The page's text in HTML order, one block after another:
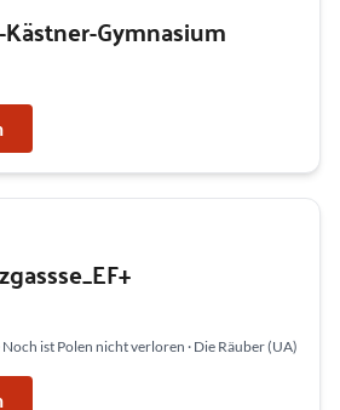
Gymnasium
Noch ist Polen nicht verloren · Die Räuber (UA)